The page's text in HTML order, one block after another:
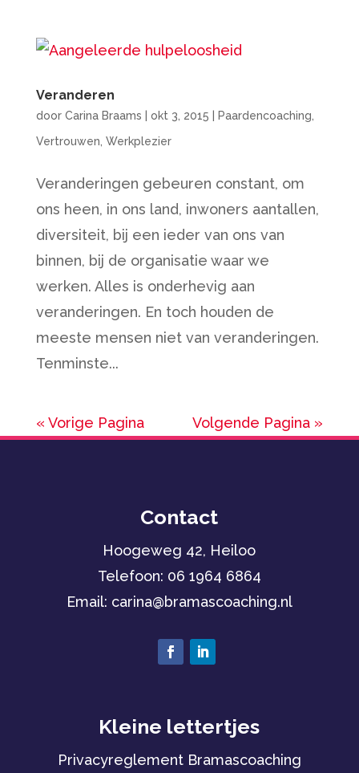
Veranderen
door Carina Braams okt 3, 2015 Paardencoaching
Vertrouwen Werkplezier
Veranderingen gebeuren constant, om
ons heen, in ons land, inwoners aantallen,
diversiteit, bij een ieder van ons van
binnen, bij de organisatie waar we
werken. Alles is onderhevig aan
veranderingen. En toch houden de
meeste mensen niet van veranderingen.
Tenminste...
« Vorige Pagina Volgende Pagina »
Contact
Hoogeweg 42, Heiloo
Telefoon: 06 1964 6864
Email: carina@bramascoaching.nl
Kleine lettertjes
Privacyreglement Bramascoaching